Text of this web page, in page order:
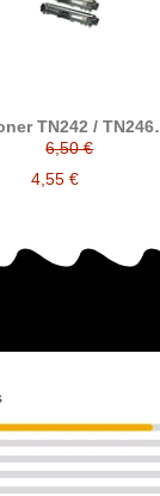
TN242 / TN246
compatible a
TN-242 / TN-246
6,50 €
4,55 €